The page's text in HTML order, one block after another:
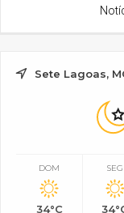
Sete Lagoas,
DOM
34°C
SEG